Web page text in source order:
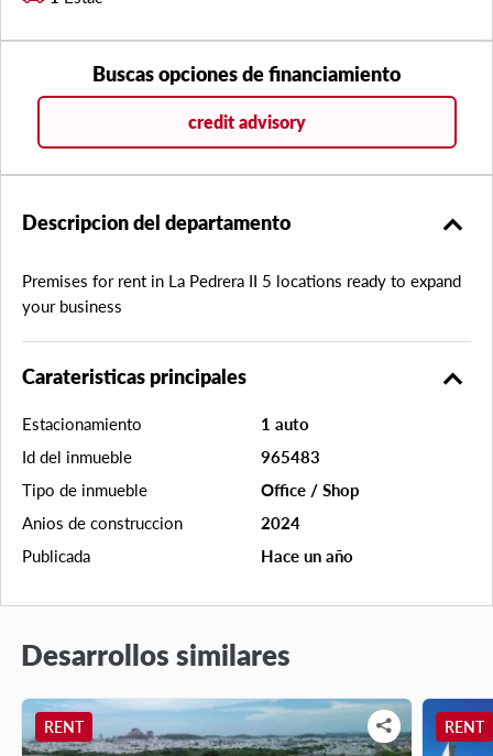
Buscas opciones de financiamiento
credit advisory
Descripcion del departamento expand_less
Premises for rent in La Pedrera II 5 locations ready to expand
your business
Carateristicas principales expand_less
Estacionamiento
Id del inmueble
Tipo de inmueble
1 auto
965483
Office / Shop
Anios de construccion
Publicada
2024
Hace un año
Desarrollos similares
RENT RENT